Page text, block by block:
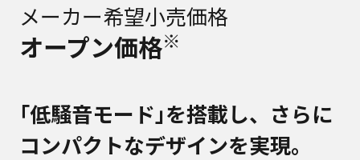
メーカー希望小売価格
オープン価格※
｢低騒音モード｣を搭載し、さらに
コンパクトなデザインを実現。